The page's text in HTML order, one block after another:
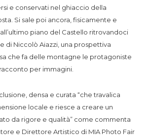
e conservati nel ghiaccio della
Si sale poi ancora, fisicamente e
piano del Castello ritrovandoci
di Niccolò Aiazzi, una prospettiva
che fa delle montagne le protagoniste
per immagini.
densa e curata “che travalica
locale e riesce a creare un
da rigore e qualità” come commenta
e Direttore Artistico di MIA Photo Fair